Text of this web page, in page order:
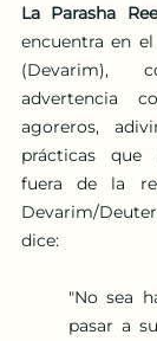
La Parasha
encuentra en
(Devarim),
advertencia
agoreros,
prácticas que
fuera de la
Devarim/
dice:
"No sea
pasar a